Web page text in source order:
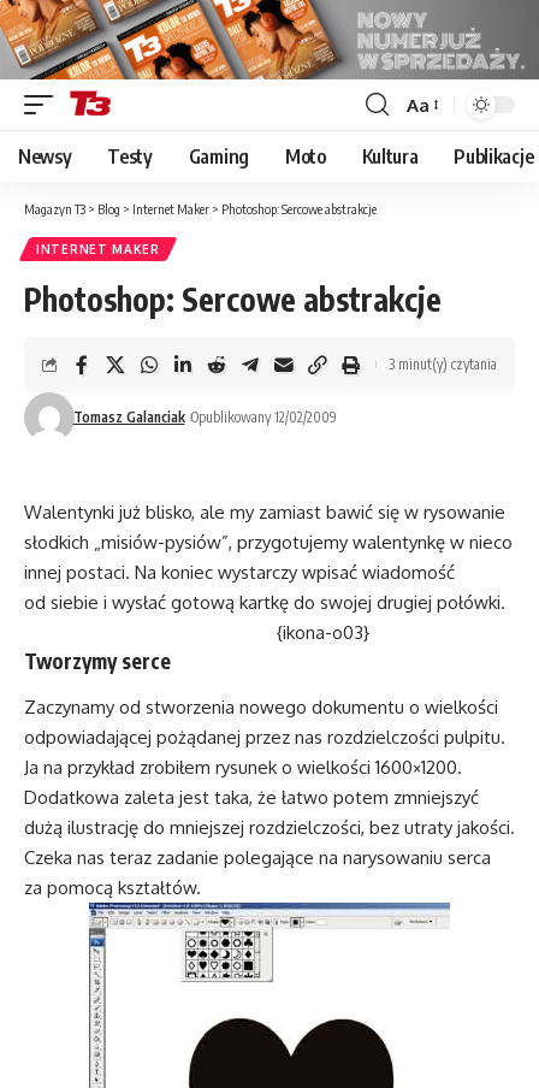
Font
Resizer
Aa
Newsy Testy Gaming Moto Kultura Publikacje
Magazyn T3 > Blog > Internet Maker > Photoshop: Sercowe abstrakcje
INTERNET MAKER
Photoshop: Sercowe abstrakcje
Tomasz Galanciak Opublikowany 12/02/2009
3 minut(y) czytania
Walentynki już blisko, ale my zamiast bawić się w rysowanie
słodkich „misiów-pysiów”, przygotujemy walentynkę w nieco
innej postaci. Na koniec wystarczy wpisać wiadomość
od siebie i wysłać gotową kartkę do swojej drugiej połówki.
{ikona-o03}
Tworzymy serce
Zaczynamy od stworzenia nowego dokumentu o wielkości
odpowiadającej pożądanej przez nas rozdzielczości pulpitu.
Ja na przykład zrobiłem rysunek o wielkości 1600×1200.
Dodatkowa zaleta jest taka, że łatwo potem zmniejszyć
dużą ilustrację do mniejszej rozdzielczości, bez utraty jakości.
Czeka nas teraz zadanie polegające na narysowaniu serca
za pomocą kształtów.